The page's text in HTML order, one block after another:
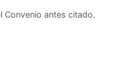
Convenio antes citado.